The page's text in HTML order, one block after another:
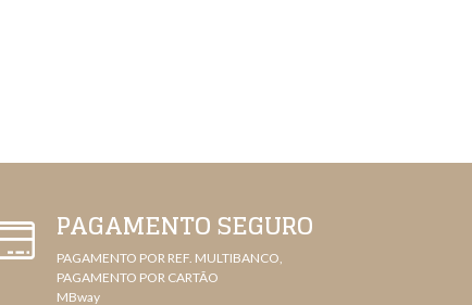
PAGAMENTO SEGURO
PAGAMENTO POR REF. MULTIBANCO,
PAGAMENTO POR CARTÃO
MBway